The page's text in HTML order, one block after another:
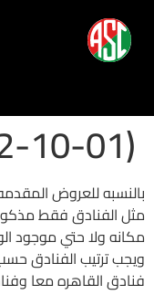
(2022-10-01 12:03:15 )
بالنسبه للعروض
مثل الفنادق فقط
مكانه ولا حتي موجود
ويجب ترتيب الفنادق
فنادق القاهره معا